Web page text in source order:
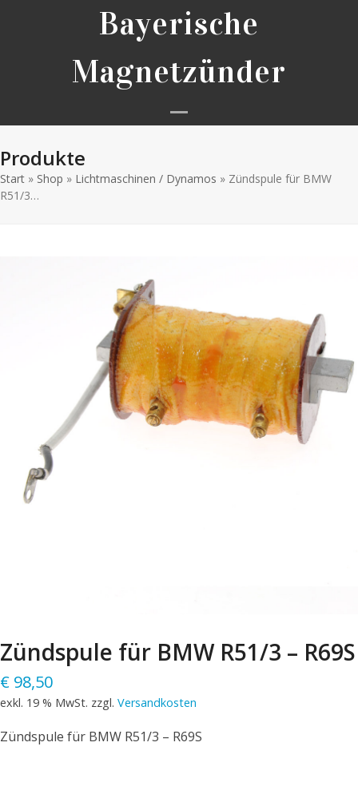
Bayerische
Magnetzünder
Open
menu
Close
menu
Produkte
Start » Shop » Lichtmaschinen / Dynamos » Zündspule für BMW
R51/3…
Zündspule für BMW R51/3 – R69S
€ 98,50
exkl. 19 % MwSt. zzgl. Versandkosten
Zündspule für BMW R51/3 – R69S